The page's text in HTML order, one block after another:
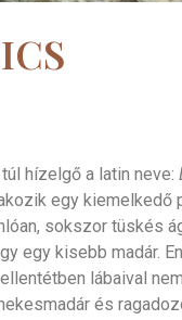
hízelgő a latin neve:
egy kiemelkedő
sokszor tüskés
egy kisebb madár.
lábaival
és